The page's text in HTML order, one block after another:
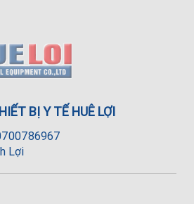
BỊ Y TẾ HUÊ LỢI
Lợi